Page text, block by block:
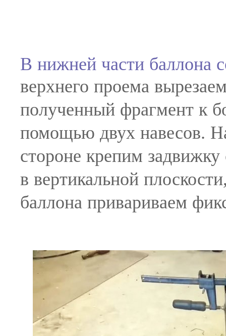
В нижней части баллона
верхнего проема
полученный фрагмент к
помощью двух навесов.
стороне крепим
в вертикальной
баллона привариваем